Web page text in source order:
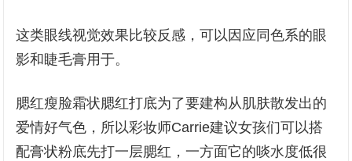
这类眼线视觉效果比较反感，可以因应同色系的眼
影和睫毛膏用于。
腮红瘦脸霜状腮红打底为了要建构从肌肤散发出的
爱情好气色，所以彩妆师Carrie建议女孩们可以搭
配膏状粉底先打一层腮红，一方面它的啖水度低很